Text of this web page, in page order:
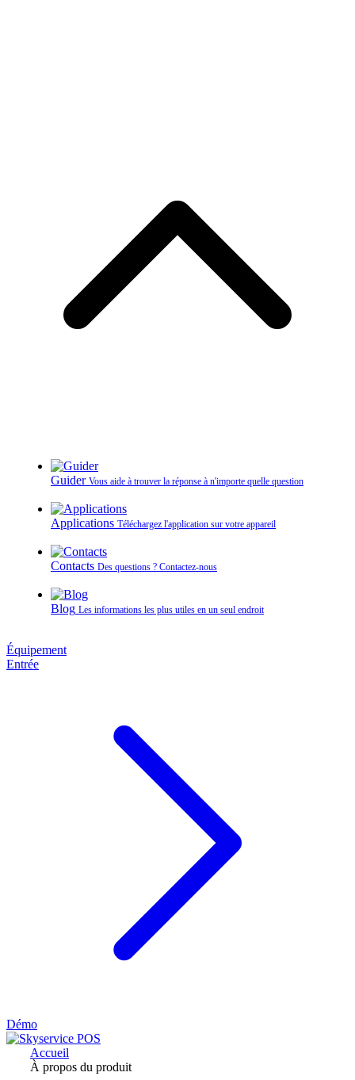
Guider Vous aide à trouver la réponse à n'importe quelle question
Applications Téléchargez l'application sur votre appareil
Contacts Des questions ? Contactez‑nous
Blog Les informations les plus utiles en un seul endroit
Équipement
Entrée
Démo
Accueil
À propos du produit